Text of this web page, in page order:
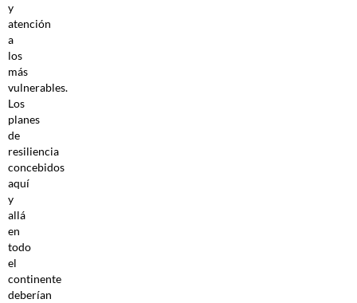
y
atención
a
los
más
vulnerables.
Los
planes
de
resiliencia
concebidos
aquí
y
allá
en
todo
el
continente
deberían